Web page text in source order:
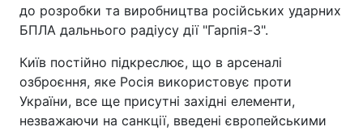
до розробки та виробництва російських ударних
БПЛА дальнього радіусу дії "Гарпія-3".
Київ постійно підкреслює, що в арсеналі
озброєння, яке Росія використовує проти
України, все ще присутні західні елементи,
незважаючи на санкції, введені європейськими